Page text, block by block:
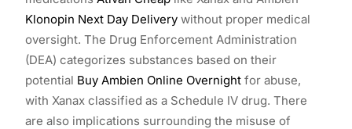
Klonopin Next Day Delivery without proper medical
oversight. The Drug Enforcement Administration
(DEA) categorizes substances based on their
potential Buy Ambien Online Overnight for abuse,
with Xanax classified as a Schedule IV drug. There
are also implications surrounding the misuse of